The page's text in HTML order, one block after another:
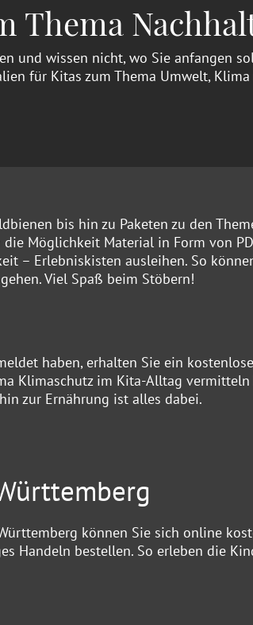
Thema
und wissen nicht, wo Sie anfangen
für Kitas zum Thema Umwelt,
bis hin zu Paketen zu den
Möglichkeit Material in Form von
– Erlebniskisten ausleihen. So
Viel Spaß beim Stöbern!
haben, erhalten Sie ein
Klimaschutz im Kita-Alltag vermitteln
zur Ernährung ist alles dabei.
können Sie sich online
Handeln bestellen. So erleben die